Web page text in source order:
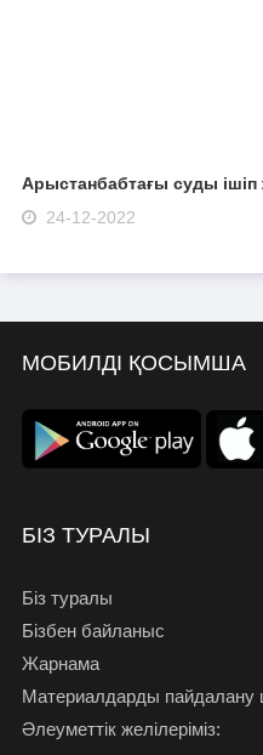
Арыстанбабтағы суды
24-12-2022
МОБИЛДІ ҚОСЫМША
БІЗ ТУРАЛЫ
Біз туралы
Бізбен байланыс
Жарнама
Материалдарды пайдалану
Әлеуметтік желілеріміз: